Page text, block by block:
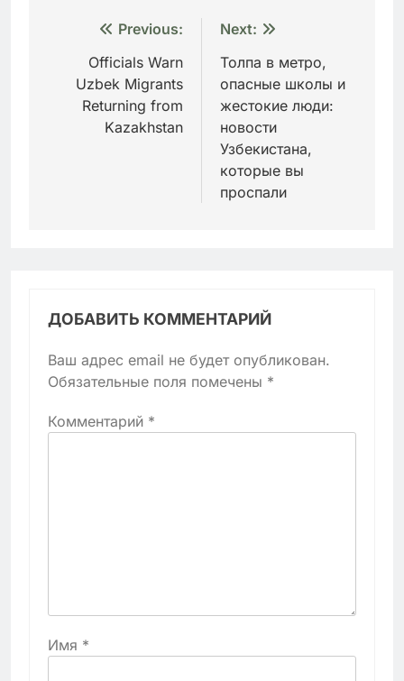
Навигация
записям
Previous:
Officials Warn
Uzbek Migrants
Returning from
Kazakhstan
Next:
Толпа в метро,
опасные школы и
жестокие люди:
новости
Узбекистана,
которые вы
проспали
ДОБАВИТЬ КОММЕНТАРИЙ
Ваш адрес email не будет опубликован.
Обязательные поля помечены *
Комментарий *
Имя *